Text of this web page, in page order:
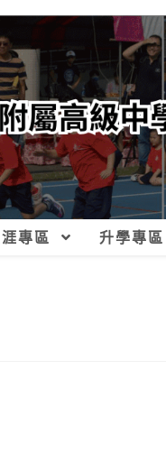
專區 升學專區